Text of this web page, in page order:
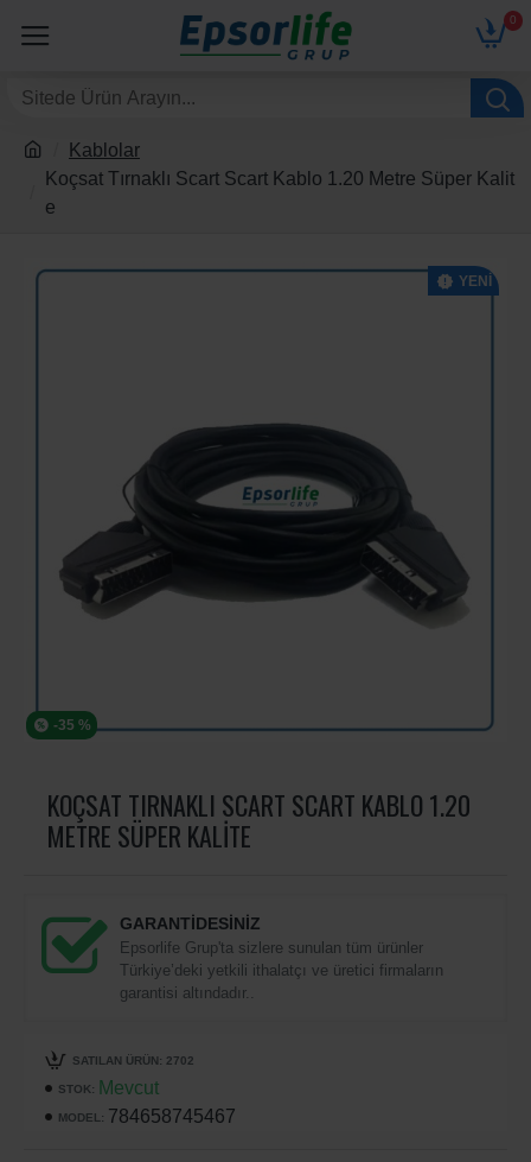
0
Kablolar
Koçsat Tırnaklı Scart Scart Kablo 1.20 Metre Süper Kalit
e
YENI
-35 %
KOÇSAT TIRNAKLI SCART SCART KABLO 1.20
METRE SÜPER KALITE
GARANTİDESİNİZ
Epsorlife Grup'ta sizlere sunulan tüm ürünler
Türkiye’deki yetkili ithalatçı ve üretici firmaların
garantisi altındadır..
STOK: Mevcut
MODEL: 784658745467
SATILAN ÜRÜN: 2702